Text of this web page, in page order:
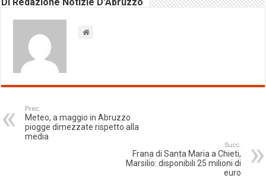
Prec.
Meteo, a maggio in Abruzzo
piogge dimezzate rispetto alla
media
Succ.
Frana di Santa Maria a Chieti,
Marsilio: disponibili 25 milioni di
euro